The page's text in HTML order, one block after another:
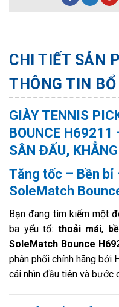
CHI TIẾT SẢN
THÔNG TIN BỔ
GIÀY TENNIS
BOUNCE H69211
SÂN ĐẤU,
Tăng tốc – Bền bỉ
SoleMatch
Bạn đang tìm kiếm một
ba yếu tố: thoải mái,
SoleMatch Bounce
phân phối chính hãng bởi
cái nhìn đầu tiên và bước